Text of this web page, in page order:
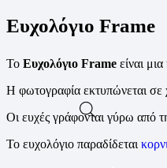
Ευχολόγιο Frame
Το Ευχολόγιο Frame είναι
Η φωτογραφία εκτυπώνεται σε
Οι ευχές γράφονται γύρω από
Το ευχολόγιο παραδίδεται